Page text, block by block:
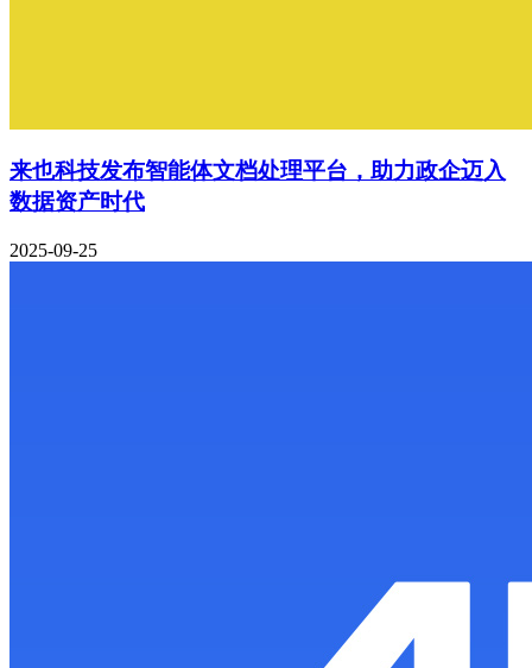
来也科技发布智能体文档处理平台，助力政企迈入
数据资产时代
2025-09-25